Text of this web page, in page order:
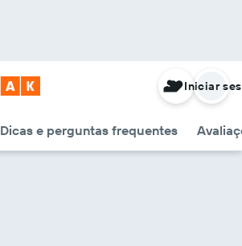
Dicas e perguntas frequentes
Iniciar